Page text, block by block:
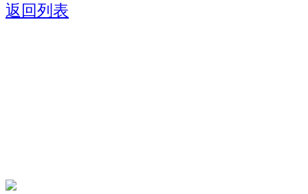
返回列表